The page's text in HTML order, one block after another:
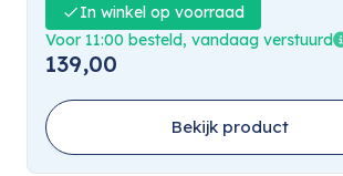
In winkel op voorraad
Voor 11:00 besteld, vandaag verstuurd
139,00
Bekijk product